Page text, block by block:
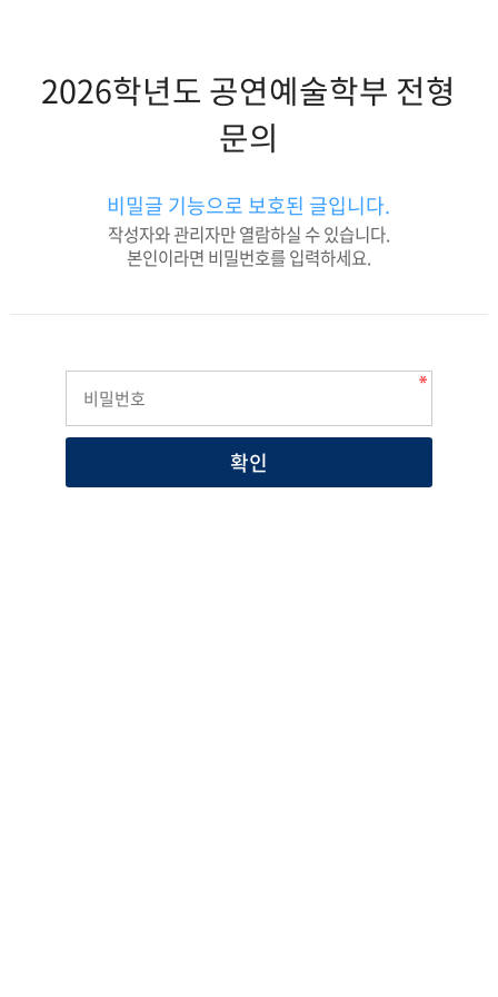
2026학년도 공연예술학부 전형
문의
비밀글 기능으로 보호된 글입니다.
작성자와 관리자만 열람하실 수 있습니다.
본인이라면 비밀번호를 입력하세요.